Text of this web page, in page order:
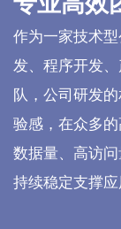
作为一家技术
发、程序开发
队，公司研发
验感，在众多
数据量、高访
持续稳定支撑